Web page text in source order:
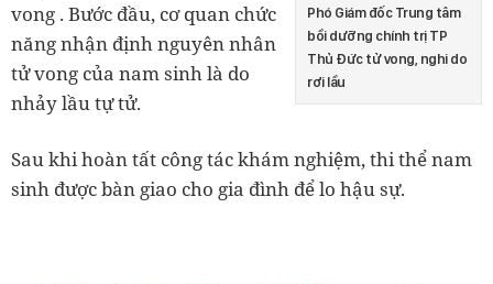
Phó Giám đốc Trung tâm
bồi dưỡng chính trị TP
Thủ Đức tử vong, nghi do
rơi lầu
vong . Bước đầu, cơ quan chức
năng nhận định nguyên nhân
tử vong của nam sinh là do
nhảy lầu tự tử.
Sau khi hoàn tất công tác khám nghiệm, thi thể nam
sinh được bàn giao cho gia đình để lo hậu sự.